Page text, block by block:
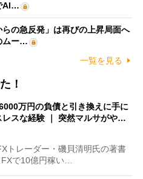
AI…
の急反発」は再びの上昇局面へ
ムー…
一覧を見る
！
万円の負債と引き換えに手に
レスな経験 ｜ 突然マルサがや…
トレーダー・磯貝清明氏の著書
FXで10億円稼い…